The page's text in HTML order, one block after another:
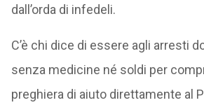
dall’orda di infedeli.
C’è chi dice di essere agli arresti
senza medicine né soldi per
preghiera di aiuto direttamente al